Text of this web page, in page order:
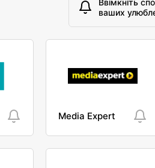
ваших
Media Expert